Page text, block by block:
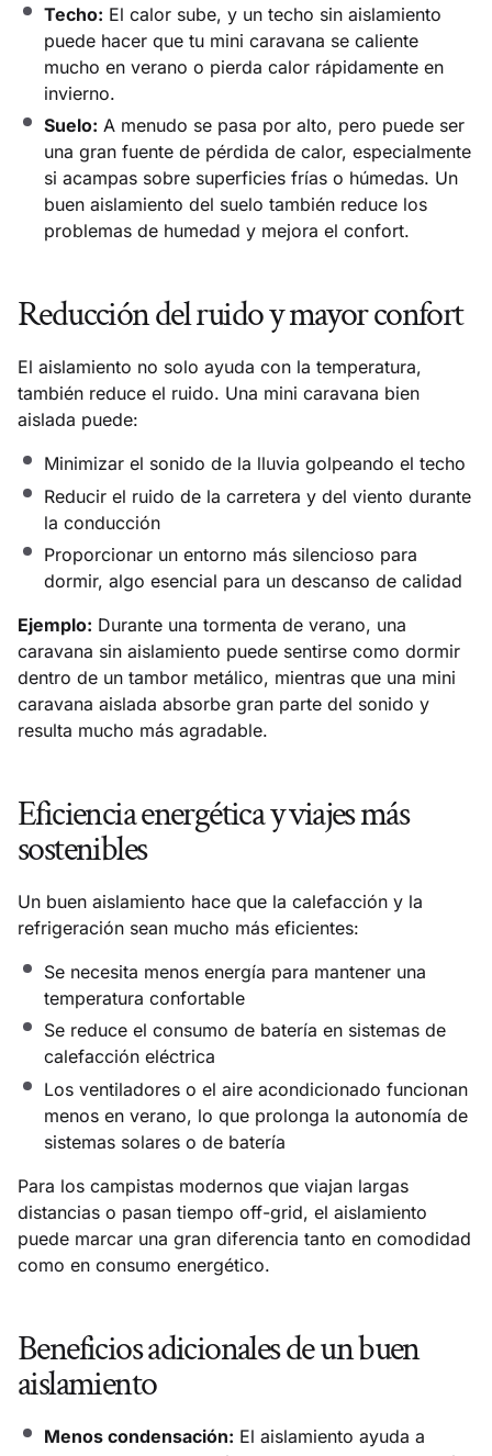
Techo: El calor sube, y un techo sin aislamiento
puede hacer que tu mini caravana se caliente
mucho en verano o pierda calor rápidamente en
invierno.
Suelo: A menudo se pasa por alto, pero puede ser
una gran fuente de pérdida de calor, especialmente
si acampas sobre superficies frías o húmedas. Un
buen aislamiento del suelo también reduce los
problemas de humedad y mejora el confort.
Reducción del ruido y mayor confort
El aislamiento no solo ayuda con la temperatura,
también reduce el ruido. Una mini caravana bien
aislada puede:
Minimizar el sonido de la lluvia golpeando el techo
Reducir el ruido de la carretera y del viento durante
la conducción
Proporcionar un entorno más silencioso para
dormir, algo esencial para un descanso de calidad
Ejemplo: Durante una tormenta de verano, una
caravana sin aislamiento puede sentirse como dormir
dentro de un tambor metálico, mientras que una mini
caravana aislada absorbe gran parte del sonido y
resulta mucho más agradable.
Eficiencia energética y viajes más
sostenibles
Un buen aislamiento hace que la calefacción y la
refrigeración sean mucho más eficientes:
Se necesita menos energía para mantener una
temperatura confortable
Se reduce el consumo de batería en sistemas de
calefacción eléctrica
Los ventiladores o el aire acondicionado funcionan
menos en verano, lo que prolonga la autonomía de
sistemas solares o de batería
Para los campistas modernos que viajan largas
distancias o pasan tiempo off-grid, el aislamiento
puede marcar una gran diferencia tanto en comodidad
como en consumo energético.
Beneficios adicionales de un buen
aislamiento
Menos condensación: El aislamiento ayuda a